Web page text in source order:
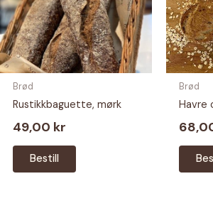
Brød
Rustikkbaguette, mørk
49,00 kr
Bestill
Brød
Havre